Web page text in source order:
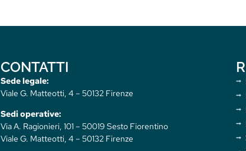
CONTATTI
Sede legale:
Viale G. Matteotti, 4 – 50132 Firenze
Sedi operative:
Via A. Ragionieri, 101 – 50019 Sesto Fiorentino
Viale G. Matteotti, 4 – 50132 Firenze